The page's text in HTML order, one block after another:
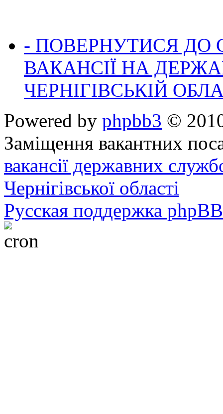
- ПОВЕРНУТИСЯ ДО
ВАКАНСІЇ НА
ЧЕРНІГІВСЬКІЙ
Powered by phpbb3 ©
Заміщення вакантних
вакансії державних
Чернігівської області
Русская поддержка phpBB